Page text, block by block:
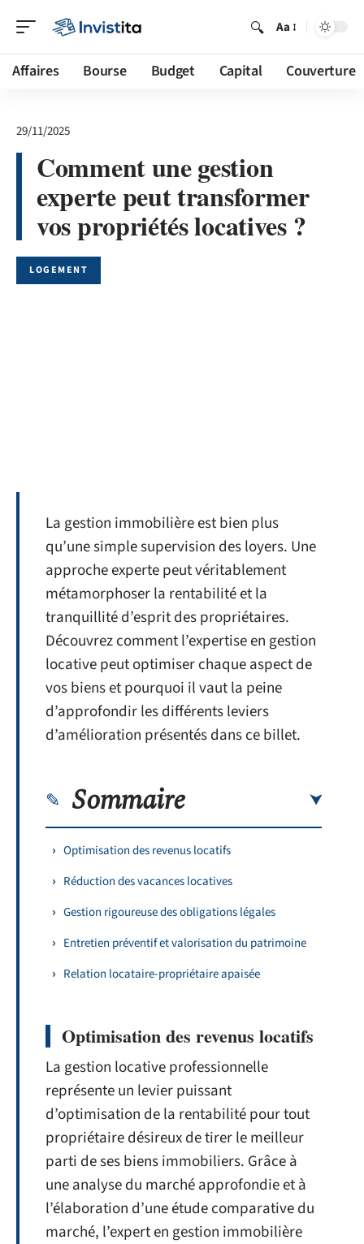
Aa
Affaires Bourse Budget Capital Couverture
29/11/2025
Comment une gestion
experte peut transformer
vos propriétés locatives ?
LOGEMENT
La gestion immobilière est bien plus
qu’une simple supervision des loyers. Une
approche experte peut véritablement
métamorphoser la rentabilité et la
tranquillité d’esprit des propriétaires.
Découvrez comment l’expertise en gestion
locative peut optimiser chaque aspect de
vos biens et pourquoi il vaut la peine
d’approfondir les différents leviers
d’amélioration présentés dans ce billet.
Sommaire
Optimisation des revenus locatifs
Réduction des vacances locatives
Gestion rigoureuse des obligations légales
Entretien préventif et valorisation du patrimoine
Relation locataire-propriétaire apaisée
Optimisation des revenus locatifs
La gestion locative professionnelle
représente un levier puissant
d’optimisation de la rentabilité pour tout
propriétaire désireux de tirer le meilleur
parti de ses biens immobiliers. Grâce à
une analyse du marché approfondie et à
l’élaboration d’une étude comparative du
marché, l’expert en gestion immobilière